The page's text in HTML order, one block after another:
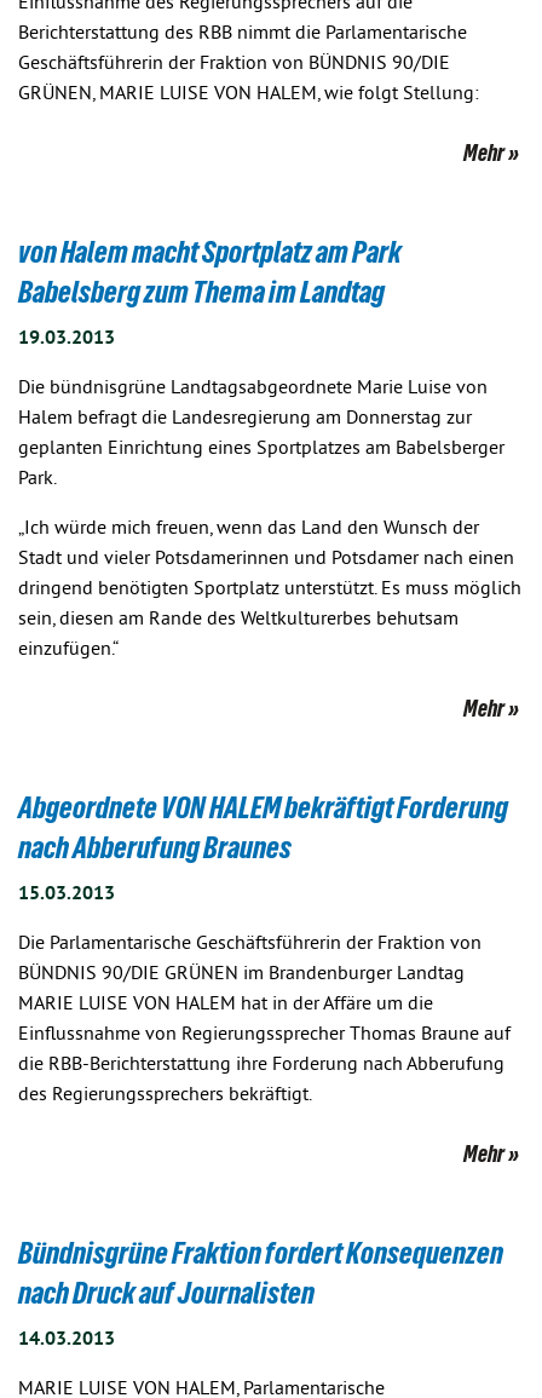
Berichterstattung des RBB nimmt die Parlamentarische
Geschäftsführerin der Fraktion von BÜNDNIS 90/DIE
GRÜNEN, MARIE LUISE VON HALEM, wie folgt Stellung:
Mehr
von Halem macht Sportplatz am Park
Babelsberg zum Thema im Landtag
19.03.2013
Die bündnisgrüne Landtagsabgeordnete Marie Luise von
Halem befragt die Landesregierung am Donnerstag zur
geplanten Einrichtung eines Sportplatzes am Babelsberger
Park.
„Ich würde mich freuen, wenn das Land den Wunsch der
Stadt und vieler Potsdamerinnen und Potsdamer nach einen
dringend benötigten Sportplatz unterstützt. Es muss möglich
sein, diesen am Rande des Weltkulturerbes behutsam
einzufügen.“
Mehr
Abgeordnete VON HALEM bekräftigt Forderung
nach Abberufung Braunes
15.03.2013
Die Parlamentarische Geschäftsführerin der Fraktion von
BÜNDNIS 90/DIE GRÜNEN im Brandenburger Landtag
MARIE LUISE VON HALEM hat in der Affäre um die
Einflussnahme von Regierungssprecher Thomas Braune auf
die RBB-Berichterstattung ihre Forderung nach Abberufung
des Regierungssprechers bekräftigt.
Mehr
Bündnisgrüne Fraktion fordert Konsequenzen
nach Druck auf Journalisten
14.03.2013
MARIE LUISE VON HALEM, Parlamentarische